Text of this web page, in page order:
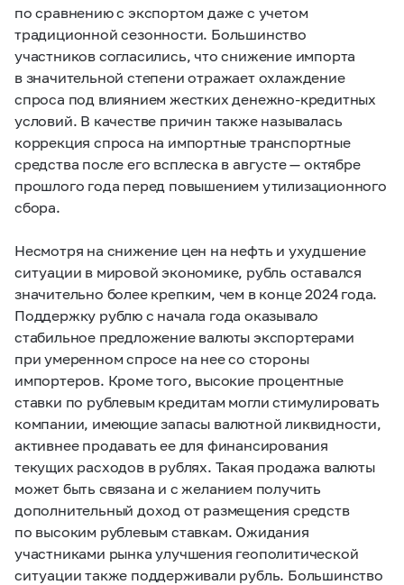
по сравнению с экспортом даже с учетом
традиционной сезонности. Большинство
участников согласились, что снижение импорта
в значительной степени отражает охлаждение
спроса под влиянием жестких денежно-кредитных
условий. В качестве причин также называлась
коррекция спроса на импортные транспортные
средства после его всплеска в августе — октябре
прошлого года перед повышением утилизационного
сбора.
Несмотря на снижение цен на нефть и ухудшение
ситуации в мировой экономике, рубль оставался
значительно более крепким, чем в конце 2024 года.
Поддержку рублю с начала года оказывало
стабильное предложение валюты экспортерами
при умеренном спросе на нее со стороны
импортеров. Кроме того, высокие процентные
ставки по рублевым кредитам могли стимулировать
компании, имеющие запасы валютной ликвидности,
активнее продавать ее для финансирования
текущих расходов в рублях. Такая продажа валюты
может быть связана и с желанием получить
дополнительный доход от размещения средств
по высоким рублевым ставкам. Ожидания
участниками рынка улучшения геополитической
ситуации также поддерживали рубль. Большинство